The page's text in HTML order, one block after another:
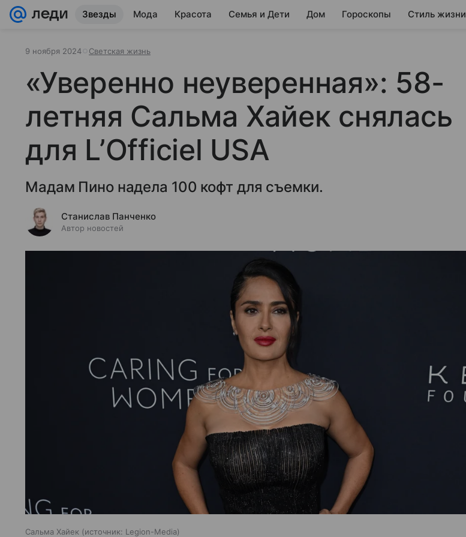
Звезды Мода Красота Семья и Дети Дом Гороскопы Стиль жизни
9 ноября 2024 Светская жизнь
«Уверенно неуверенная»: 58-
летняя Сальма Хайек снялась
для L’Officiel USA
Мадам Пино надела 100 кофт для съемки.
Станислав Панченко
Автор новостей
Сальма Хайек источник: Legion-Media